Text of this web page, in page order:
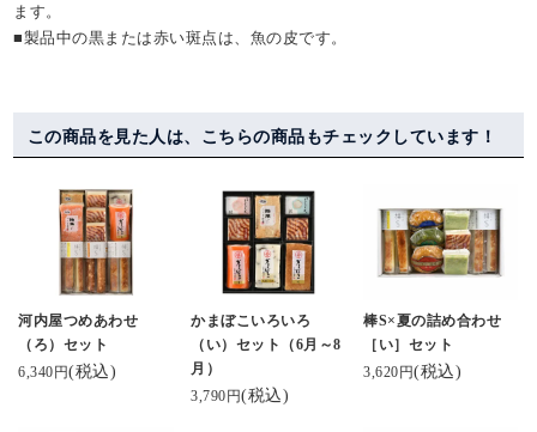
ます。
■製品中の黒または赤い斑点は、魚の皮です。
この商品を見た人は、こちらの商品もチェックしています！
河内屋つめあわせ
（ろ）セット
6,340円(税込)
かまぼこいろいろ
（い）セット（6月～8
月）
3,790円(税込)
棒S×夏の詰め合わせ
［い］セット
3,620円(税込)